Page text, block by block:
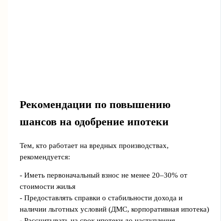
Рекомендации по повышению
шансов на одобрение ипотеки
Тем, кто работает на вредных производствах,
рекомендуется:
- Иметь первоначальный взнос не менее 20–30% от
стоимости жилья
- Предоставлять справки о стабильности дохода и
наличии льготных условий (ДМС, корпоративная ипотека)